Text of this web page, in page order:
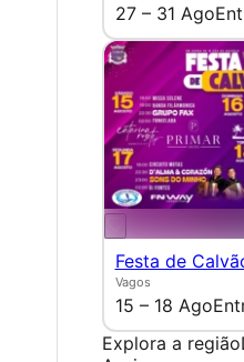
27 – 31 Ago
Festa de
Vagos
15 – 18 Ago
Explora a região